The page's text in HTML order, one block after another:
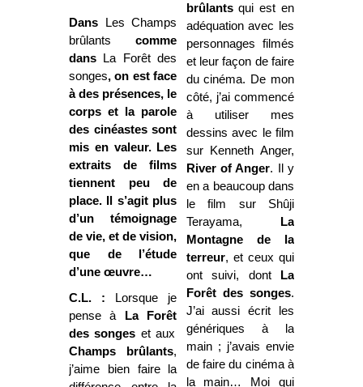
Dans Les Champs
brûlants comme
dans La Forêt des
songes, on est face
à des présences, le
corps et la parole
des cinéastes sont
mis en valeur. Les
extraits de films
tiennent peu de
place. Il s’agit plus
d’un témoignage
de vie, et de vision,
que de l’étude
d’une œuvre…
C.L. : Lorsque je
pense à La Forêt
des songes et aux
Champs brûlants,
j’aime bien faire la
brûlantsqui est en
adéquation avec les
personnages filmés
et leur façon de faire
du cinéma. De mon
côté, j’ai commencé
à utiliser mes
dessins avec le film
sur Kenneth Anger,
River of Anger. Il y
en a beaucoup dans
le film sur Shûji
Terayama, La
Montagnede la
terreur, et ceux qui
ont suivi, dont La
Forêtdes songes.
J’ai aussi écrit les
génériques à la
main ; j’avais envie
de faire du cinéma à
la main… Moi qui